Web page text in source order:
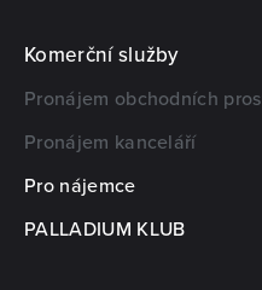
Komerční služby
Pronájem obchodních
Pronájem kanceláří
Pro nájemce
PALLADIUM KLUB